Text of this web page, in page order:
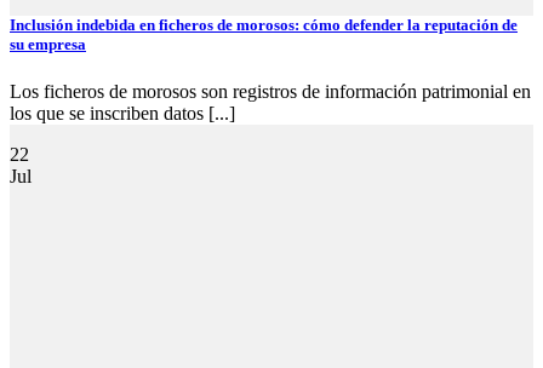
Inclusión indebida en ficheros de morosos: cómo defender la reputación de
su empresa
Los ficheros de morosos son registros de información patrimonial en
los que se inscriben datos [...]
22
Jul